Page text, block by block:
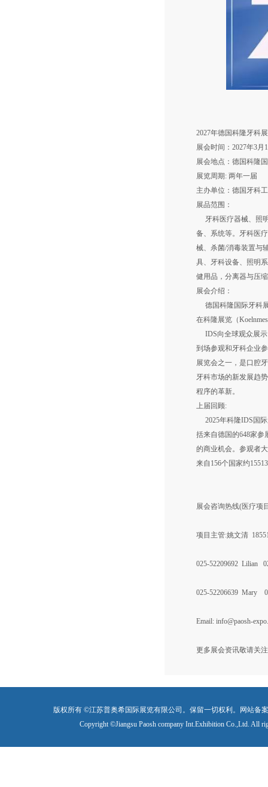
2027年德国科隆牙科
展会时间：2027年3月
展会地点：德国科隆
展览周期: 两年一届
主办单位：德国牙科
展品范围：
牙科医疗器械、照
备、系统等。牙科医
械、杀菌/消毒装置与
具、牙科设备、照明
健用品，分离器与压
展会介绍：
德国科隆国际牙科展
在科隆展览（
IDS向全球观众展示
到场参观和牙科企业
展览会之一，是口腔
牙科市场的新发展趋
程序的革新。
上届回顾:
2025年科隆IDS国际
括来自德国的648家参
的商业机会。参观者
来自156个国家约
展会咨询热线(医疗项
项目主管:姚文清
025-52209692 Lilian
025-52206639 Mary
Email: info@paosh-
更多展会资讯敬请关注
版权所有 ©江苏普奥希国际展览有限公司。保留一切权利。网站备
Copyright ©Jiangsu Paosh company Int.Exhibition Co.,Ltd. All